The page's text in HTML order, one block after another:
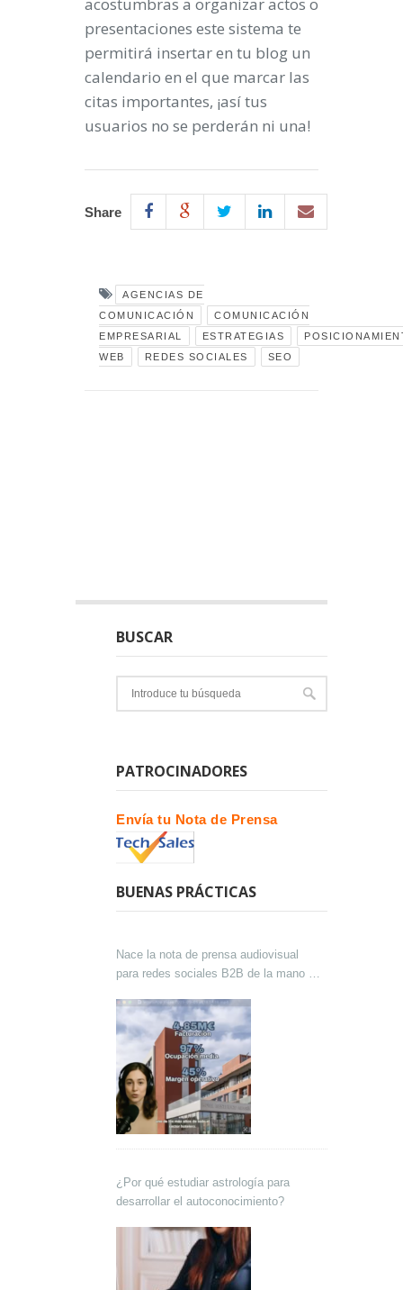
presentaciones este sistema te
permitirá insertar en tu blog un
calendario en el que marcar las
citas importantes, ¡así tus
usuarios no se perderán ni una!
Share
AGENCIAS DE
COMUNICACIÓN
COMUNICACIÓN
EMPRESARIAL
ESTRATEGIAS
WEB
REDES SOCIALES SEO
BUSCAR
PATROCINADORES
Envía tu Nota de Prensa
BUENAS PRÁCTICAS
Nace la nota de prensa audiovisual
para redes sociales B2B de la mano de
¿Por qué estudiar astrología para
desarrollar el autoconocimiento?